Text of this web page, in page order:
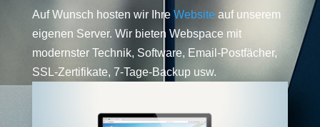
Auf Wunsch hosten wir Ihre Website auf unserem
eigenen Server. Wir bieten Webspace mit
modernster Technik, Software, Email-Postfächer,
SSL-Zertifikate, 7-Tage-Backup usw.